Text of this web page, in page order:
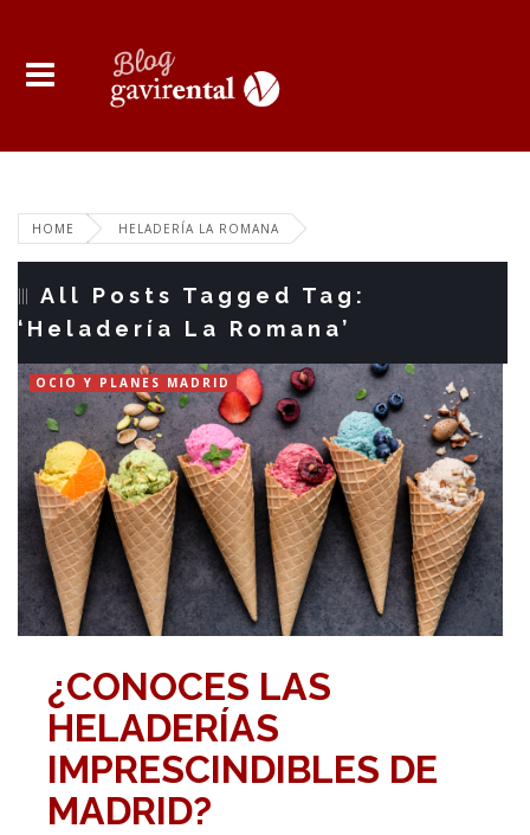
HOME HELADERÍA LA ROMANA
All Posts Tagged Tag:
‘Heladería La Romana’
OCIO Y PLANES MADRID
¿CONOCES LAS
HELADERÍAS
IMPRESCINDIBLES DE
MADRID?